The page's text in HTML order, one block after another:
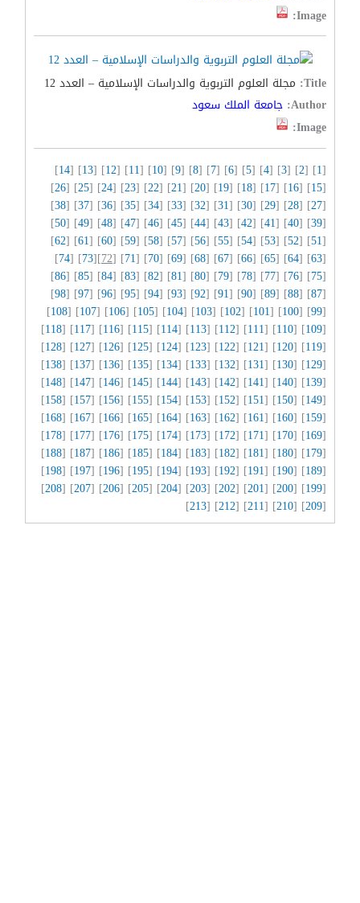
Image:
Title: مجلة العلوم التربوية والدراسات الإسلامية – العدد 12
Author: جامعة الملك سعود
Image:
[
1
] [
2
] [
3
] [
4
] [
5
] [
6
] [
7
] [
8
] [
9
] [
10
] [
11
] [
12
] [
13
] [
14
]
[
15
] [
16
] [
17
] [
18
] [
19
] [
20
] [
21
] [
22
] [
23
] [
24
] [
25
] [
26
]
[
27
] [
28
] [
29
] [
30
] [
31
] [
32
] [
33
] [
34
] [
35
] [
36
] [
37
] [
38
]
[
39
] [
40
] [
41
] [
42
] [
43
] [
44
] [
45
] [
46
] [
47
] [
48
] [
49
] [
50
]
[
51
] [
52
] [
53
] [
54
] [
55
] [
56
] [
57
] [
58
] [
59
] [
60
] [
61
] [
62
]
[
63
] [
64
] [
65
] [
66
] [
67
] [
68
] [
69
] [
70
] [
71
] [
72
][
73
] [
74
]
[
75
] [
76
] [
77
] [
78
] [
79
] [
80
] [
81
] [
82
] [
83
] [
84
] [
85
] [
86
]
[
87
] [
88
] [
89
] [
90
] [
91
] [
92
] [
93
] [
94
] [
95
] [
96
] [
97
] [
98
]
[
99
] [
100
] [
101
] [
102
] [
103
] [
104
] [
105
] [
106
] [
107
] [
108
]
[
109
] [
110
] [
111
] [
112
] [
113
] [
114
] [
115
] [
116
] [
117
] [
118
]
[
119
] [
120
] [
121
] [
122
] [
123
] [
124
] [
125
] [
126
] [
127
] [
128
]
[
129
] [
130
] [
131
] [
132
] [
133
] [
134
] [
135
] [
136
] [
137
] [
138
]
[
139
] [
140
] [
141
] [
142
] [
143
] [
144
] [
145
] [
146
] [
147
] [
148
]
[
149
] [
150
] [
151
] [
152
] [
153
] [
154
] [
155
] [
156
] [
157
] [
158
]
[
159
] [
160
] [
161
] [
162
] [
163
] [
164
] [
165
] [
166
] [
167
] [
168
]
[
169
] [
170
] [
171
] [
172
] [
173
] [
174
] [
175
] [
176
] [
177
] [
178
]
[
179
] [
180
] [
181
] [
182
] [
183
] [
184
] [
185
] [
186
] [
187
] [
188
]
[
189
] [
190
] [
191
] [
192
] [
193
] [
194
] [
195
] [
196
] [
197
] [
198
]
[
199
] [
200
] [
201
] [
202
] [
203
] [
204
] [
205
] [
206
] [
207
] [
208
]
[
209
] [
210
] [
211
] [
212
] [
213
]